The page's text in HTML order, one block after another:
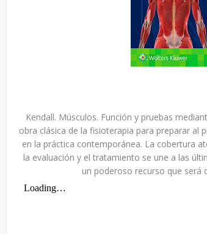
Kendall. Músculos. Función y pruebas
obra clásica de la fisioterapia para preparar al
en la práctica contemporánea. La cobertura
la evaluación y el tratamiento se une a las
un poderoso recurso que será